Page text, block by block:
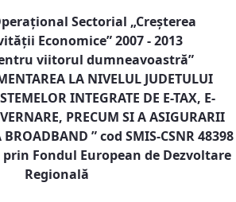
Sectorial „Creşterea
Economice” 2007 - 2013
viitorul dumneavoastră”
LA NIVELUL JUDETULUI
INTEGRATE DE E-TAX, E-
PRECUM SI A ASIGURARII
BROADBAND ” cod SMIS-CSNR 48398
Fondul European de Dezvoltare
Regională